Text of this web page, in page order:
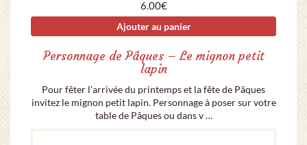
6.00€
Ajouter au panier
Personnage de Pâques – Le mignon petit
lapin
Pour fêter l’arrivée du printemps et la fête de Pâques
invitez le mignon petit lapin. Personnage à poser sur votre
table de Pâques ou dans v …